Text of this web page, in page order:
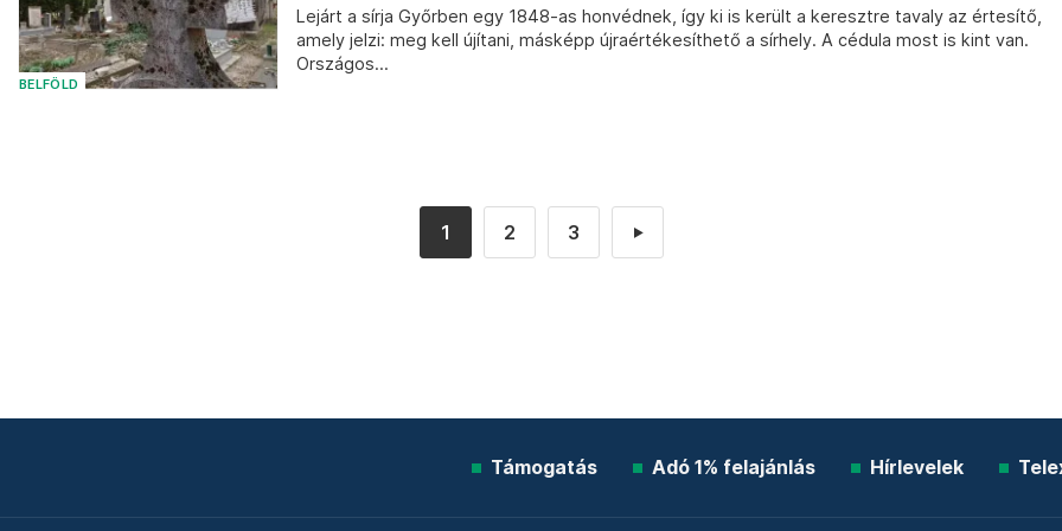
BELFÖLD
Lejárt a sírja Győrben egy 1848-as honvédnek, így ki is került a keresztre tavaly az értesítő,
amely jelzi: meg kell újítani, másképp újraértékesíthető a sírhely. A cédula most is kint van.
Országos...
1 2 3 ►
Támogatás Adó 1% felajánlás Hírlevelek